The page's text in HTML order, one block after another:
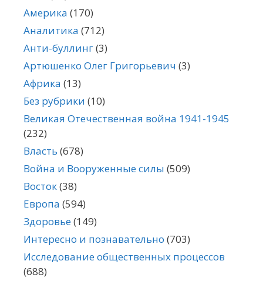
Америка (170)
Аналитика (712)
Анти-буллинг(3)
Артюшенко Олег Григорьевич (3)
Африка (13)
Без рубрики (10)
Великая Отечественная война 1941-1945
(232)
Власть (678)
Война и Вооруженные силы (509)
Восток(38)
Европа (594)
Здоровье(149)
Интересно и познавательно (703)
Исследование общественных процессов
(688)